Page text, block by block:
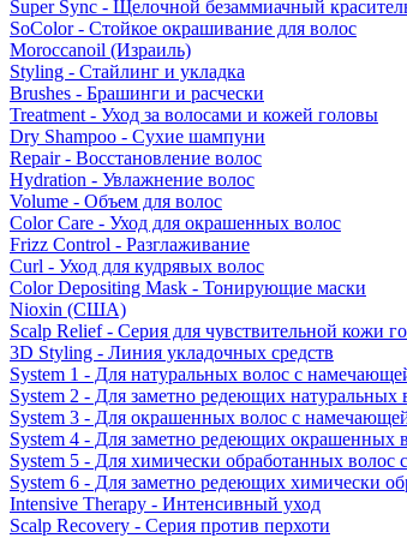
Super Sync - Щелочной безаммиачный
SoColor - Стойкое окрашивание для волос
Moroccanoil (Израиль)
Styling - Стайлинг и укладка
Brushes - Брашинги и расчески
Treatment - Уход за волосами и кожей головы
Dry Shampoo - Сухие шампуни
Repair - Восстановление волос
Hydration - Увлажнение волос
Volume - Объем для волос
Color Care - Уход для окрашенных волос
Frizz Control - Разглаживание
Curl - Уход для кудрявых волос
Color Depositing Mask - Тонирующие маски
Nioxin (США)
Scalp Relief - Серия для чувствительной кожи
3D Styling - Линия укладочных средств
System 1 - Для натуральных волос с
System 2 - Для заметно редеющих натуральных
System 3 - Для окрашенных волос с
System 4 - Для заметно редеющих окрашенных
System 5 - Для химически обработанных
System 6 - Для заметно редеющих химически
Intensive Therapy - Интенсивный уход
Scalp Recovery - Серия против перхоти